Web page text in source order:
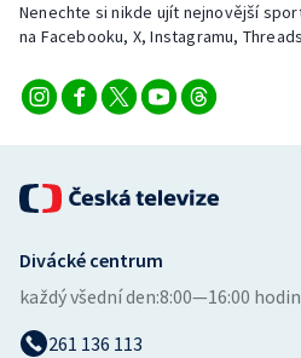
Triatlon
Veslování
Volejbal
Ostatní
Nenechte si nikde ujít nejnovější
na Facebooku, X, Instagramu,
Divácké centrum
každý všední den:8:00—16:00 hodin
261 136 113